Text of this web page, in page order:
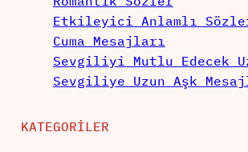
Etkileyici Anlamlı
Cuma Mesajları
Sevgiliyi Mutlu Edecek
Sevgiliye Uzun Aşk
KATEGORILER